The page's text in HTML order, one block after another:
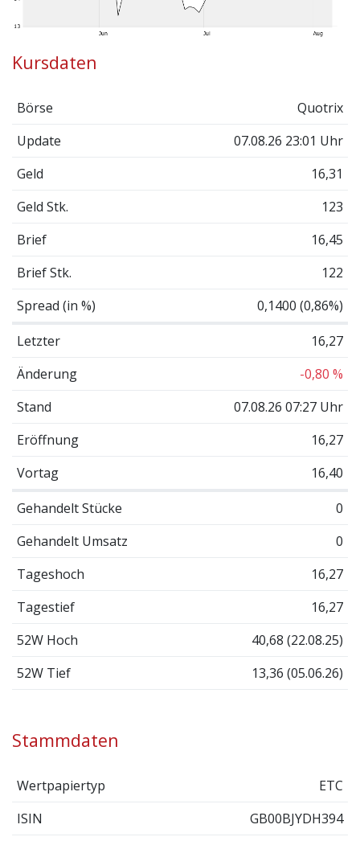
Kursdaten
Börse
Quotrix
Update
07.08.26 23:01 Uhr
Geld
16,31
Geld Stk.
123
Brief
16,45
Brief Stk.
122
Spread (in %)
0,1400 (0,86%)
Letzter
16,27
Änderung
-0,80 %
Stand
07.08.26 07:27 Uhr
Eröffnung
16,27
Vortag
16,40
Gehandelt Stücke
0
Gehandelt Umsatz
0
Tageshoch
16,27
Tagestief
16,27
52W Hoch
40,68 (22.08.25)
52W Tief
13,36 (05.06.26)
Stammdaten
Wertpapiertyp
ETC
ISIN
GB00BJYDH394